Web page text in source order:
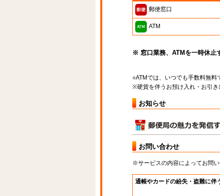
郵便窓口
ATM
※ 窓口業務、ATMを一時休止
○ATMでは、いつでも手数料無料
※硬貨を伴うお預け入れ・お引き
お知らせ
お問い合わせ
※サービスの内容によってお問い
通帳やカードの紛失・盗難に伴